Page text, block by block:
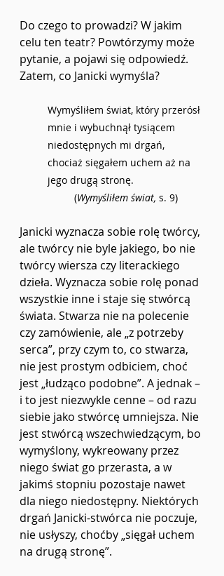
Do czego to prowadzi? W jakim
celu ten teatr? Powtórzymy może
pytanie, a pojawi się odpowiedź.
Zatem, co Janicki wymyśla?
Wymyśliłem świat, który przerósł
mnie i wybuchnął tysiącem
niedostępnych mi drgań,
chociaż sięgałem uchem aż na
jego drugą stronę.
(Wymyśliłem świat, s. 9)
Janicki wyznacza sobie rolę twórcy,
ale twórcy nie byle jakiego, bo nie
twórcy wiersza czy literackiego
dzieła. Wyznacza sobie rolę ponad
wszystkie inne i staje się stwórcą
świata. Stwarza nie na polecenie
czy zamówienie, ale „z potrzeby
serca”, przy czym to, co stwarza,
nie jest prostym odbiciem, choć
jest „łudząco podobne”. A jednak –
i to jest niezwykle cenne – od razu
siebie jako stwórcę umniejsza. Nie
jest stwórcą wszechwiedzącym, bo
wymyślony, wykreowany przez
niego świat go przerasta, a w
jakimś stopniu pozostaje nawet
dla niego niedostępny. Niektórych
drgań Janicki-stwórca nie poczuje,
nie usłyszy, choćby „sięgał uchem
na drugą stronę”.